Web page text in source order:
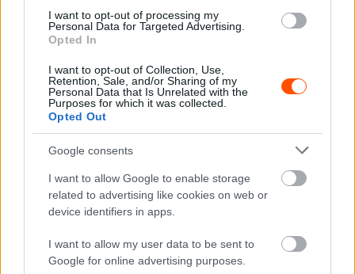
I want to opt-out of processing my
Personal Data for Targeted Advertising.
Opted In
I want to opt-out of Collection, Use,
Retention, Sale, and/or Sharing of my
Personal Data that Is Unrelated with the
Purposes for which it was collected.
Opted Out
Google consents
I want to allow Google to enable storage
related to advertising like cookies on web or
device identifiers in apps.
I want to allow my user data to be sent to
Google for online advertising purposes.
lehet, hogy nem annyira ismeri a hibrid Toyotát
Svéd Rallyjára készül, legjobb eredményét 2019-ben a
Citroën versenyzőjeként érte el, amikor második helyen
zárt a Citroën C3 WRC-vel.
Lappi a Toyota neveltjeként elsőként a Yaris WRC-t
vezethette rally világbajnoki futamon még 2017-ben,
amikor a Finn Rallyn megszerezte eddigi egyetlen vb-
futamgyőzelmét is.
Ezt követően 2019-ben a Citroënhez igazolt, ahol